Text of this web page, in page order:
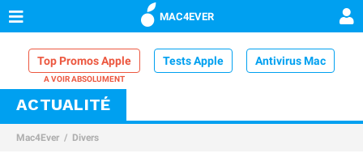
MAC4EVER
Top Promos Apple Tests Apple Antivirus Mac
VPN Mac
Comparatif iPhone
ACTUALITÉ
Mac4Ever Divers